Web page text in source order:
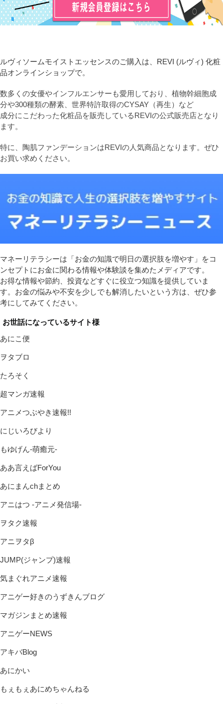
ルヴィソームモイストエッセンスのご購入は、REVI (ルヴィ) 化粧
品オンラインショップで。
数多くの女優やインフルエンサーも愛用しており、植物幹細胞成
分や300種類の酵素、世界特許取得のCYSAY（再生）など
成分にこだわった化粧品を販売しているREVIの公式販売店となり
ます。
特に、陶肌ファンデーションはREVIの人気商品となります。ぜひ
お買い求めください。
マネーリテラシーは「お金の知識で明日の選択肢を増やす」をコ
ンセプトにお金に関わる情報や体験談を集めたメディアです。
お得な情報や節約、投資などすぐに役立つ知識を提供していま
す。お金の悩みや不安を少しでも解消したいという方は、ぜひ参
考にしてみてください。
お世話になっているサイト様
あにこ便
ヲタブロ
たろそく
超マンガ速報
アニメつぶやき速報!!
にじいろびより
もゆげん-萌癒元-
ああ言えばForYou
あにまんchまとめ
アニはつ -アニメ発信場-
ヲタク速報
アニヲタβ
JUMP(ジャンプ)速報
気まぐれアニメ速報
アニゲー好きのうずきんブログ
マガジンまとめ速報
アニゲーNEWS
アキバBlog
あにかい
もぇもぇあにめちゃんねる